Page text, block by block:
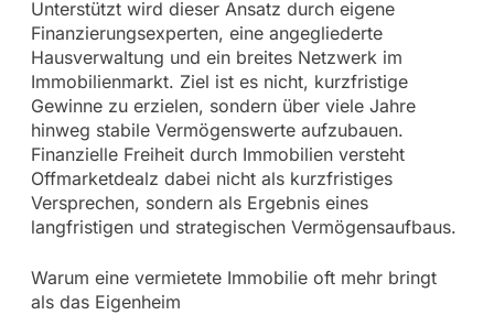
Unterstützt wird dieser Ansatz durch eigene
Finanzierungsexperten, eine angegliederte
Hausverwaltung und ein breites Netzwerk im
Immobilienmarkt. Ziel ist es nicht, kurzfristige
Gewinne zu erzielen, sondern über viele Jahre
hinweg stabile Vermögenswerte aufzubauen.
Finanzielle Freiheit durch Immobilien versteht
Offmarketdealz dabei nicht als kurzfristiges
Versprechen, sondern als Ergebnis eines
langfristigen und strategischen Vermögensaufbaus.
Warum eine vermietete Immobilie oft mehr bringt
als das Eigenheim